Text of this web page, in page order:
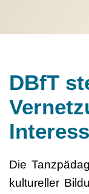
DBfT
Die
kultureller